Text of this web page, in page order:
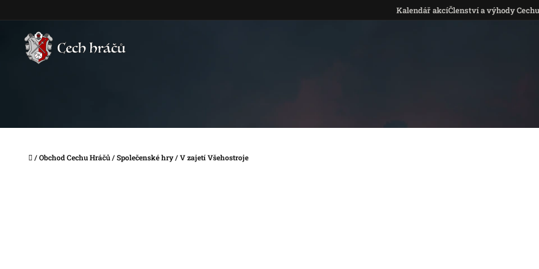
Kalendář akcíČlenství a výhody Cechu
Domů
/Obchod Cechu Hráčů/Společenské hry/V zajetí Všehostroje